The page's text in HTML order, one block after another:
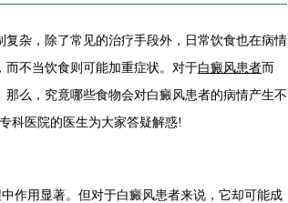
杂，除了常见的治疗手段外，日常饮食也在病情
不当饮食则可能加重症状。对于白癜风患者而
么，究竟哪些食物会对白癜风患者的病情产生不
专科医院的医生为大家答疑解惑!
用显著。但对于白癜风患者来说，它却可能成